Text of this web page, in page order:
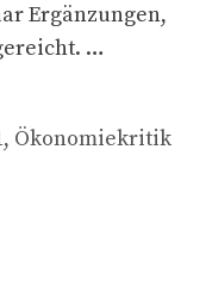
Ergänzungen,
…
, Ökonomiekritik